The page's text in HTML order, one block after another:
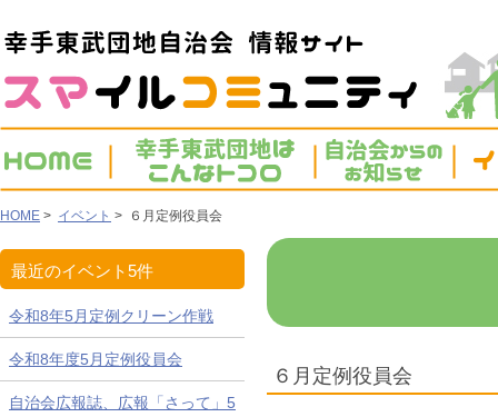
HOME > イベント > ６月定例役員会
最近のイベント5件
令和8年5月定例クリーン作戦
令和8年度5月定例役員会
自治会広報誌、広報「さって」5
６月定例役員会